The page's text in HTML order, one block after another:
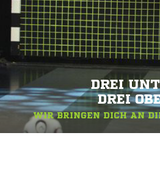
DREI
DREI
WIR BRINGEN DICH AN